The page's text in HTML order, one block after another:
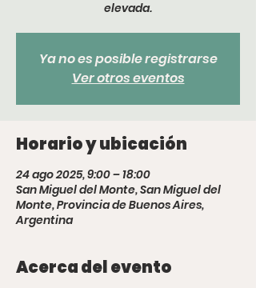
Ya no es posible registrarse
Ver otros eventos
Horario y ubicación
24 ago 2025, 9:00 – 18:00
San Miguel del Monte, San Miguel del
Monte, Provincia de Buenos Aires,
Argentina
Acerca del evento